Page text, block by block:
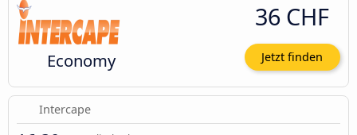
Economy
36 CHF
Jetzt finden
Intercape